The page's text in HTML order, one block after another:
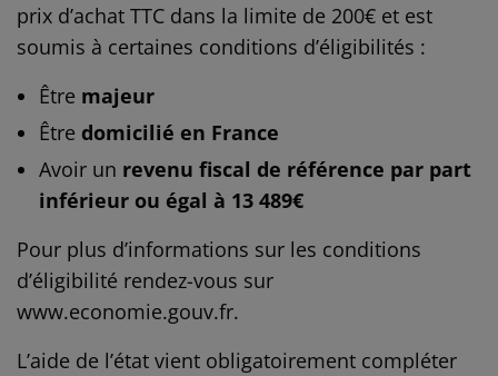
prix d’achat TTC dans la limite de 200€ et est
soumis à certaines conditions d’éligibilités :
Être majeur
Être domicilié en France
Avoir un revenu fiscal de référence par part
inférieur ou égal à 13 489€
Pour plus d’informations sur les conditions
d’éligibilité rendez-vous sur
www.economie.gouv.fr.
L’aide de l’état vient obligatoirement compléter